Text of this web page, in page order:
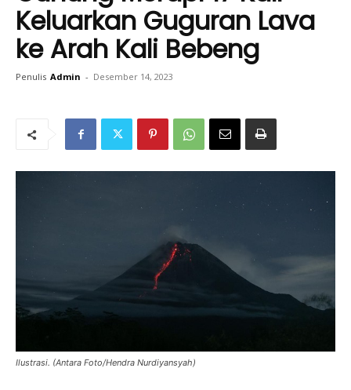
Keluarkan Guguran Lava
ke Arah Kali Bebeng
Penulis Admin - Desember 14, 2023
Ilustrasi. (Antara Foto/Hendra Nurdiyansyah)